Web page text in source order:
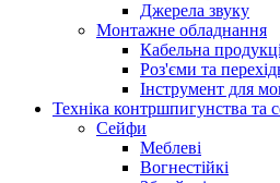
Джерела звуку
Монтажне обладнання
Кабельна
Роз'єми та
Інструмент для
Техніка контршпигунства та
Сейфи
Меблеві
Вогнестійкі